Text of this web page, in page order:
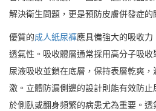
解決衛生問題，更是預防皮膚併發症的
優質的成人紙尿褲應具備強大的吸收
透氣性。吸收體層通常採用高分子吸
尿液吸收並鎖在底層，保持表層乾爽，
激。立體防漏側邊的設計則能有效防
於側臥或翻身頻繁的病患尤為重要。